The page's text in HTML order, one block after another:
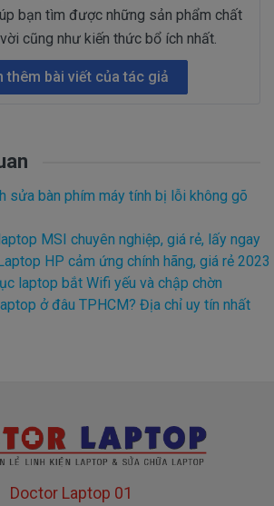
bạn tìm được những sản phẩm chất
cũng như kiến thức bổ ích nhất.
thêm bài viết của tác giả
sửa bàn phím máy tính bị lỗi không gõ
MSI chuyên nghiệp, giá rẻ, lấy ngay
HP cảm ứng chính hãng, giá rẻ 2023
laptop bắt Wifi yếu và chập chờn
ở đâu TPHCM? Địa chỉ uy tín nhất
Doctor Laptop 01